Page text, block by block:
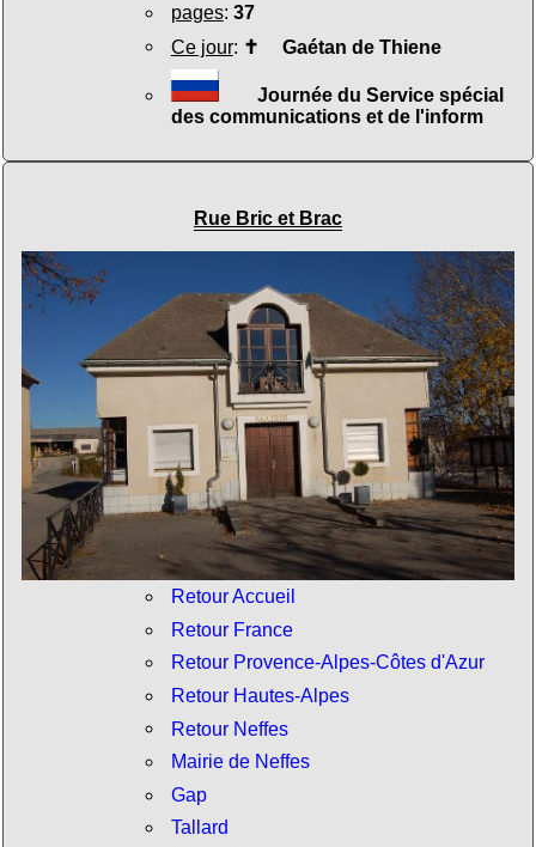
pages: 37
Ce jour: ✝ Gaétan de Thiene
Journée du Service spécial
des communications et de l'inform
Rue Bric et Brac
Retour Accueil
Retour France
Retour Provence-Alpes-Côtes d'Azur
Retour Hautes-Alpes
Retour Neffes
Mairie de Neffes
Gap
Tallard